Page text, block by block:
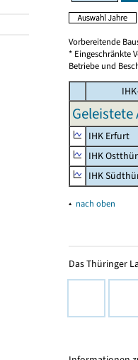
Vorbereitende
* Eingeschränkte
Betriebe und
IHK Erfurt
IHK
IHK
▴ nach oben
Das Thüringer